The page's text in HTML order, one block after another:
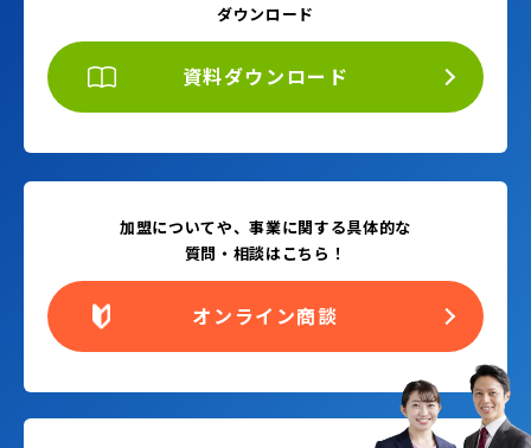
ダウンロード
資料ダウンロード
加盟についてや、事業に関する具体的な
質問・相談はこちら！
オンライン商談